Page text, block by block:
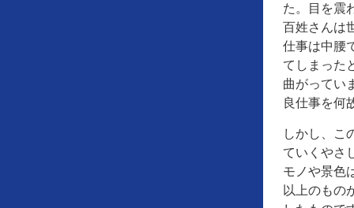
た。目を震
百姓さんは
仕事は中腰
てしまった
曲がってい
良仕事を何
しかし、こ
ていくやさ
モノや景色
以上のもの